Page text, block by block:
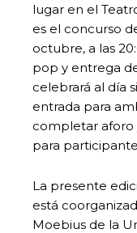
lugar en el
es el concurso
octubre, a las
pop y entrega
celebrará al día
entrada para
completar aforo
para
La presente
está
Moebius de la